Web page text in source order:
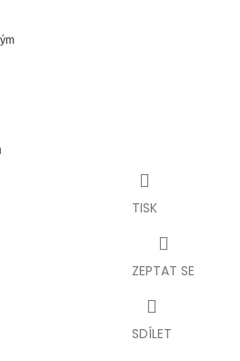
TISK
ZEPTAT SE
SDÍLET